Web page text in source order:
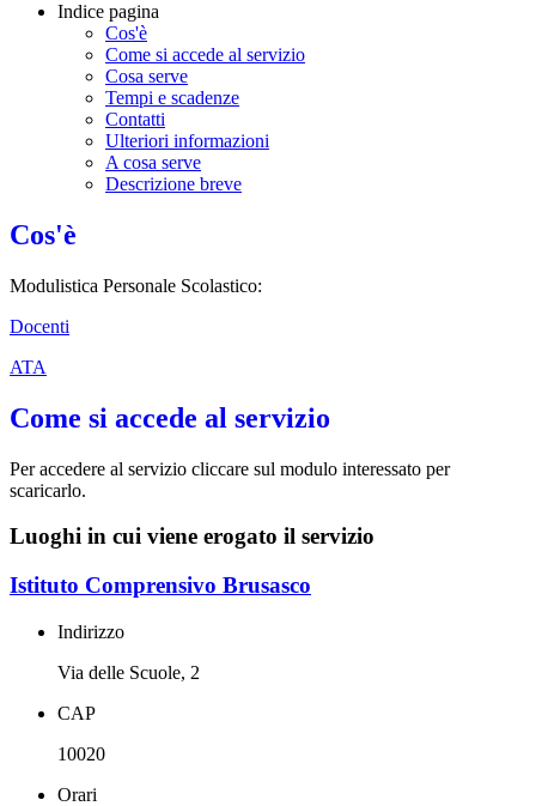
Indice pagina
Cos'è
Come si accede al servizio
Cosa serve
Tempi e scadenze
Contatti
Ulteriori informazioni
A cosa serve
Descrizione breve
Cos'è
Modulistica Personale Scolastico:
Docenti
ATA
Come si accede al servizio
Per accedere al servizio cliccare sul modulo interessato per
scaricarlo.
Luoghi in cui viene erogato il servizio
Istituto Comprensivo Brusasco
Indirizzo
Via delle Scuole, 2
CAP
10020
Orari